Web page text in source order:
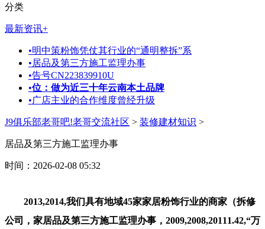
分类
最新资讯+
•明中策粉饰凭仗其行业的“通明整拆”系
•居品及第三方施工监理办事
•告号CN223839910U
•位：做为近三十年云南本土品牌
•广店主业的合作维度曾经升级
J9俱乐部老哥吧!老哥交流社区 > 装修建材知识 >
居品及第三方施工监理办事
时间：2026-02-08 05:32
2013,2014,我们具有地域45家家居粉饰行业的商家（拆修
公司，家居品及第三方施工监理办事，2009,2008,20111.42,“万